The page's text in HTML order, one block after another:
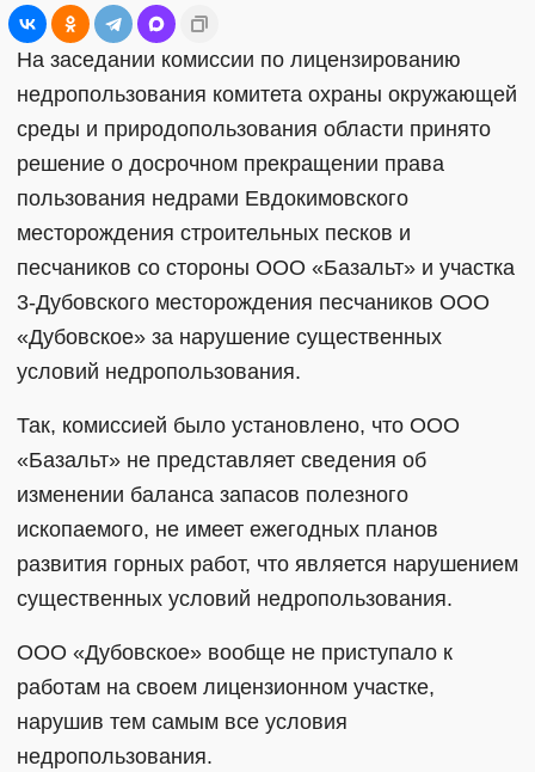
На заседании комиссии по лицензированию
недропользования комитета охраны окружающей
среды и природопользования области принято
решение о досрочном прекращении права
пользования недрами Евдокимовского
месторождения строительных песков и
песчаников со стороны ООО «Базальт» и участка
3-Дубовского месторождения песчаников ООО
«Дубовское» за нарушение существенных
условий недропользования.
Так, комиссией было установлено, что ООО
«Базальт» не представляет сведения об
изменении баланса запасов полезного
ископаемого, не имеет ежегодных планов
развития горных работ, что является нарушением
существенных условий недропользования.
ООО «Дубовское» вообще не приступало к
работам на своем лицензионном участке,
нарушив тем самым все условия
недропользования.